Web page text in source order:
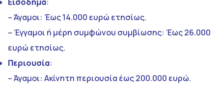
– Άγαμοι: Έως 14.000 ευρώ ετησίως.
– Έγγαμοι ή μέρη συμφώνου συμβίωσης: Έως 26.000
ευρώ ετησίως.
Περιουσία:
– Άγαμοι: Ακίνητη περιουσία έως 200.000 ευρώ.